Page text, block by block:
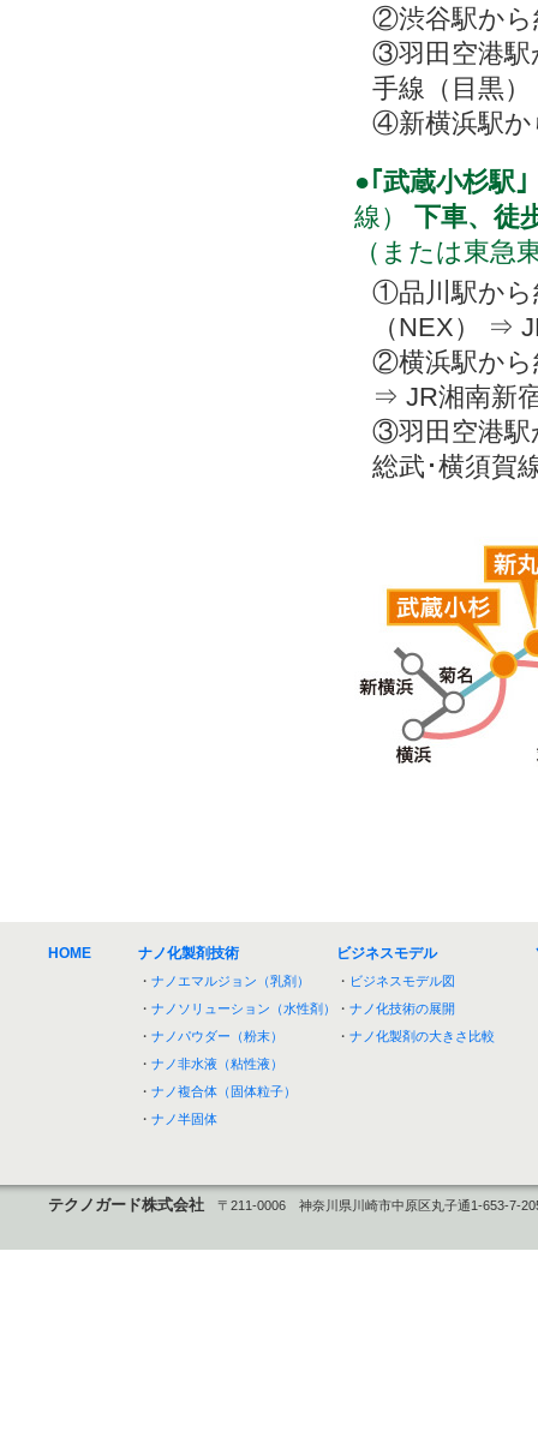
②渋谷駅から
③羽田空港駅
手線（目黒
④新横浜駅か
●｢武蔵小杉駅｣
線）
下車、徒
（または東急
①品川駅から
（NEX） ⇒
②横浜駅から
⇒ JR湘南新
③羽田空港駅
総武･横須賀
HOME ナノ化製剤技術
・ ナノエマルジョン（乳剤）
・ ナノソリューション（水性剤）
・ ナノパウダー（粉末）
・ ナノ非水液（粘性液）
・ ナノ複合体（固体粒子）
・ ナノ半固体
ビジネスモデル
・ ビジネスモデル図
・ ナノ化技術の展開
・ ナノ化製剤の大きさ比較
テクノガード株式会社 〒211-0006 神奈川県川崎市中原区丸子通1-653-7-